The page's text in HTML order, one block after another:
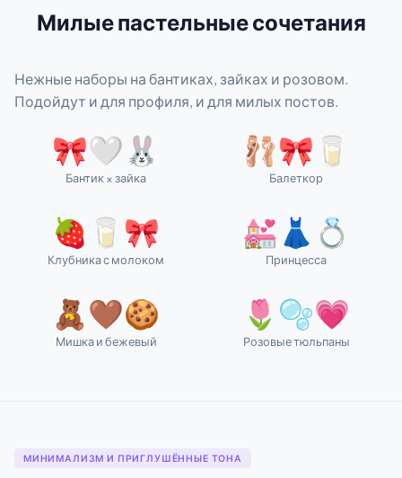
Милые пастельные сочетания
Нежные наборы на бантиках, зайках и розовом.
Подойдут и для профиля, и для милых постов.
🎀🤍🐰
Бантик × зайка
🩰🎀🥛
Балеткор
🍓🥛🎀
Клубника с молоком
💒👗💍
Принцесса
🧸🤎🍪
Мишка и бежевый
🌷🫧💗
Розовые тюльпаны
МИНИМАЛИЗМ И ПРИГЛУШЁННЫЕ ТОНА